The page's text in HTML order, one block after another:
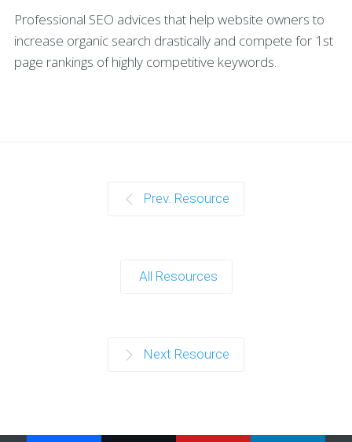
Professional SEO advices that help website owners to
increase organic search drastically and compete for 1st
page rankings of highly competitive keywords.
Prev. Resource
All Resources
Next Resource